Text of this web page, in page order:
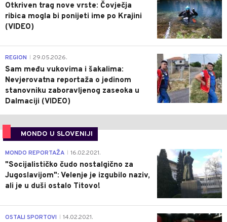
Otkriven trag nove vrste: Čovječja
ribica mogla bi ponijeti ime po Krajini
(VIDEO)
0
REGION 29.05.2026.
Sam među vukovima i šakalima:
Nevjerovatna reportaža o jedinom
stanovniku zaboravljenog zaseoka u
Dalmaciji (VIDEO)
MONDO U SLOVENIJI
4
MONDO REPORTAŽA 16.02.2021.
"Socijalističko čudo nostalgično za
Jugoslavijom": Velenje je izgubilo naziv,
ali je u duši ostalo Titovo!
1
OSTALI SPORTOVI 14.02.2021.